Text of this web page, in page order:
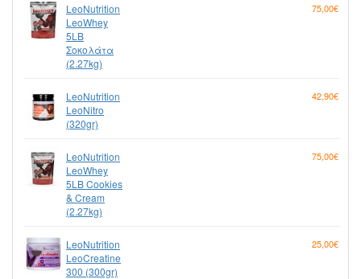
LeoNutrition
LeoWhey
5LB
Σοκολάτα
(2.27kg)
75,00€
LeoNutrition
LeoNitro
(320gr)
42,90€
LeoNutrition
LeoWhey
5LB Cookies
& Cream
(2.27kg)
75,00€
LeoNutrition
LeoCreatine
300 (300gr)
25,00€